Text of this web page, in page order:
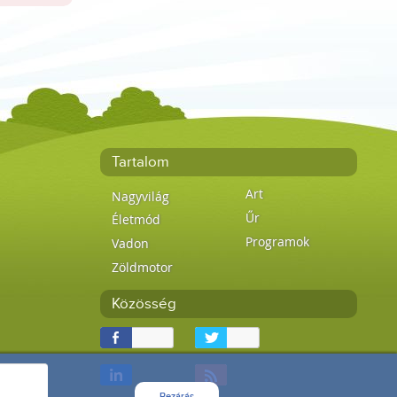
Tartalom
Nagyvilág
Életmód
Vadon
Zöldmotor
Art
Űr
Programok
Közösség